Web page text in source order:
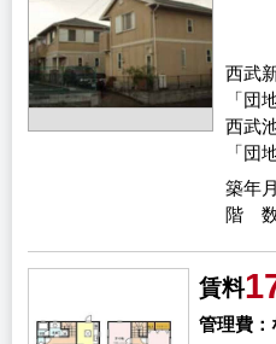
築年月
西武
「団
西武
「団
階
賃料
管理費